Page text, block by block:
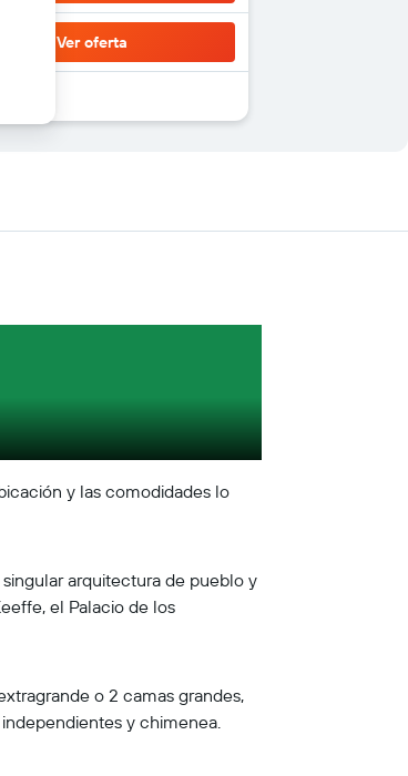
Ver oferta
y las comodidades lo
arquitectura de pueblo y
el Palacio de los
o 2 camas grandes,
y chimenea.